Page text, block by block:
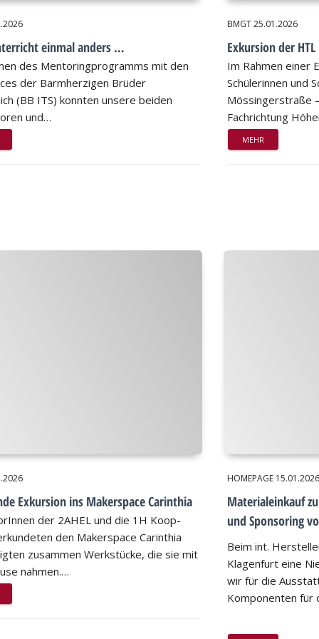
einmal anders …
des Mentoringprogramms mit den
der Barmherzigen Brüder
(BB ITS) konnten unsere beiden
und…
BMGT25.01.2026
Exkursion der
Im Rahmen einer
Schülerinnen und
Mössingerstraße
Fachrichtung
MEHR
Exkursion ins Makerspace Carinthia
der 2AHEL und die 1H Koop-
den Makerspace Carinthia
zusammen Werkstücke, die sie mit
nahmen.…
HOMEPAGE 15.01.2026
Materialeinkauf
und Sponsoring
Beim int.
Klagenfurt eine
wir für die
Komponenten für